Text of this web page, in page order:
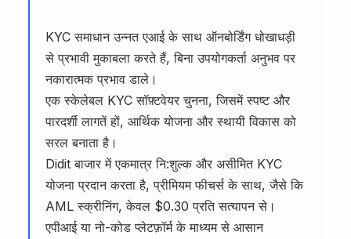
KYC समाधान उन्नत एआई के साथ ऑनबोर्डिंग धोखाधड़ी
से प्रभावी मुकाबला करते हैं, बिना उपयोगकर्ता अनुभव पर
नकारात्मक प्रभाव डाले।
एक स्केलेबल KYC सॉफ़्टवेयर चुनना, जिसमें स्पष्ट और
पारदर्शी लागतें हों, आर्थिक योजना और स्थायी विकास को
सरल बनाता है।
Didit बाजार में एकमात्र नि:शुल्क और असीमित KYC
योजना प्रदान करता है, प्रीमियम फीचर्स के साथ, जैसे कि
AML स्क्रीनिंग, केवल $0.30 प्रति सत्यापन से।
एपीआई या नो-कोड प्लेटफ़ॉर्म के माध्यम से आसान